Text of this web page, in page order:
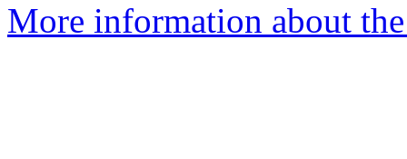
More information about